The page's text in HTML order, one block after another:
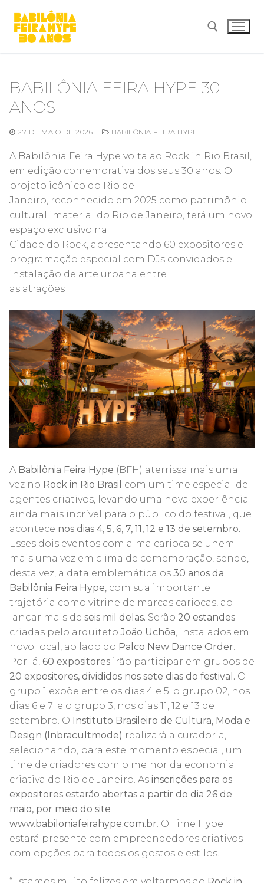
para
BABILÔNIA FEIRA HYPE 30
ANOS
27 DE MAIO DE 2026 BABILÔNIA FEIRA HYPE
A Babilônia Feira Hype volta ao Rock in Rio Brasil,
em edição comemorativa dos seus 30 anos. O
projeto icônico do Rio de
Janeiro, reconhecido em 2025 como patrimônio
cultural imaterial do Rio de Janeiro, terá um novo
espaço exclusivo na
Cidade do Rock, apresentando 60 expositores e
programação especial com DJs convidados e
instalação de arte urbana entre
as atrações
A Babilônia Feira Hype (BFH) aterrissa mais uma
vez no Rock in Rio Brasil com um time especial de
agentes criativos, levando uma nova experiência
ainda mais incrível para o público do festival, que
acontece nos dias 4, 5, 6, 7, 11, 12 e 13 de setembro.
Esses dois eventos com alma carioca se unem
mais uma vez em clima de comemoração, sendo,
desta vez, a data emblemática os 30 anos da
Babilônia Feira Hype, com sua importante
trajetória como vitrine de marcas cariocas, ao
lançar mais de seis mil delas. Serão 20 estandes
criadas pelo arquiteto João Uchôa, instalados em
novo local, ao lado do Palco New Dance Order.
Por lá, 60 expositores irão participar em grupos de
20 expositores, divididos nos sete dias do festival. O
grupo 1 expõe entre os dias 4 e 5; o grupo 02, nos
dias 6 e 7; e o grupo 3, nos dias 11, 12 e 13 de
setembro. O Instituto Brasileiro de Cultura, Moda e
Design (Inbracultmode) realizará a curadoria,
selecionando, para este momento especial, um
time de criadores com o melhor da economia
criativa do Rio de Janeiro. As inscrições para os
expositores estarão abertas a partir do dia 26 de
maio, por meio do site
www.babiloniafeirahype.com.br. O Time Hype
estará presente com empreendedores criativos
com opções para todos os gostos e estilos.